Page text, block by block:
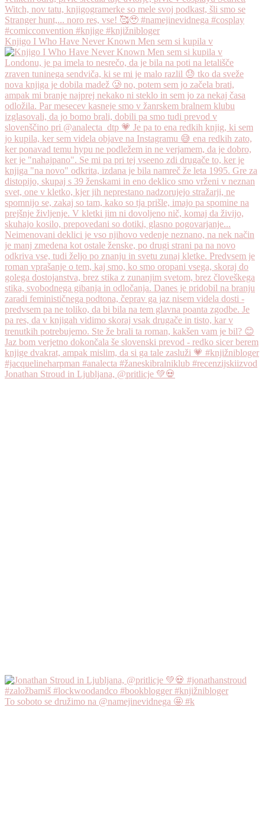
Knjigo I Who Have Never Known Men sem si kupila v
Jonathan Stroud in Ljubljana, @pritlicje 💚💀
To soboto se družimo na @namejinevidnega 🤩 #k